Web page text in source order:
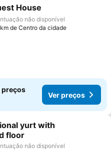
aos favoritos
House
não disponível
de Centro da cidade
preços
Ver preços
aos favoritos
yurt with
floor
não disponível